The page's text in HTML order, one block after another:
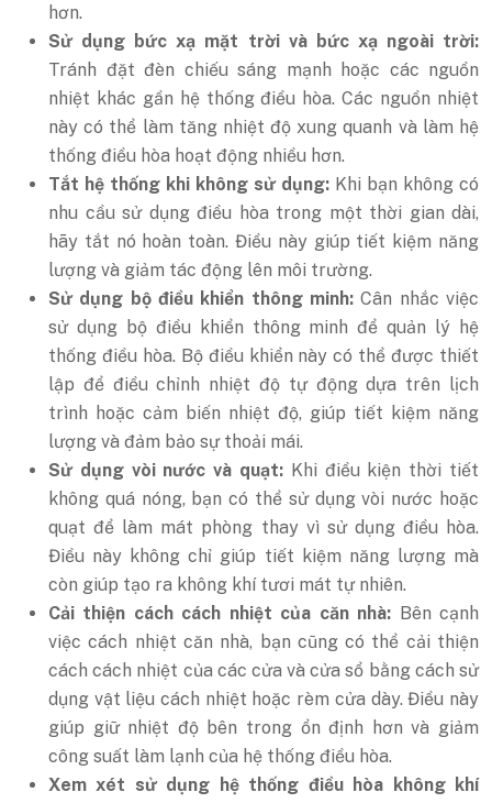
hơn.
Sử dụng bức xạ mặt trời và bức xạ ngoài trời:
Tránh đặt đèn chiếu sáng mạnh hoặc các nguồn
nhiệt khác gần hệ thống điều hòa. Các nguồn nhiệt
này có thể làm tăng nhiệt độ xung quanh và làm hệ
thống điều hòa hoạt động nhiều hơn.
Tắt hệ thống khi không sử dụng: Khi bạn không có
nhu cầu sử dụng điều hòa trong một thời gian dài,
hãy tắt nó hoàn toàn. Điều này giúp tiết kiệm năng
lượng và giảm tác động lên môi trường.
Sử dụng bộ điều khiển thông minh: Cân nhắc việc
sử dụng bộ điều khiển thông minh để quản lý hệ
thống điều hòa. Bộ điều khiển này có thể được thiết
lập để điều chỉnh nhiệt độ tự động dựa trên lịch
trình hoặc cảm biến nhiệt độ, giúp tiết kiệm năng
lượng và đảm bảo sự thoải mái.
Sử dụng vòi nước và quạt: Khi điều kiện thời tiết
không quá nóng, bạn có thể sử dụng vòi nước hoặc
quạt để làm mát phòng thay vì sử dụng điều hòa.
Điều này không chỉ giúp tiết kiệm năng lượng mà
còn giúp tạo ra không khí tươi mát tự nhiên.
Cải thiện cách cách nhiệt của căn nhà: Bên cạnh
việc cách nhiệt căn nhà, bạn cũng có thể cải thiện
cách cách nhiệt của các cửa và cửa sổ bằng cách sử
dụng vật liệu cách nhiệt hoặc rèm cửa dày. Điều này
giúp giữ nhiệt độ bên trong ổn định hơn và giảm
công suất làm lạnh của hệ thống điều hòa.
Xem xét sử dụng hệ thống điều hòa không khí